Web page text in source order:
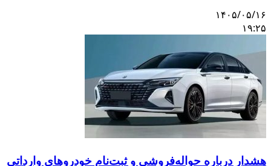
۰۵/۱۶
درباره حواله‌فروشی و ثبت‌نام خودروهای وارداتی